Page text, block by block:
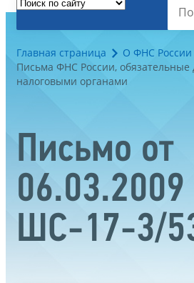
Главная страница
О ФНС России
Письма ФНС России,
налоговыми органами
Письмо от
ШС-17-3/